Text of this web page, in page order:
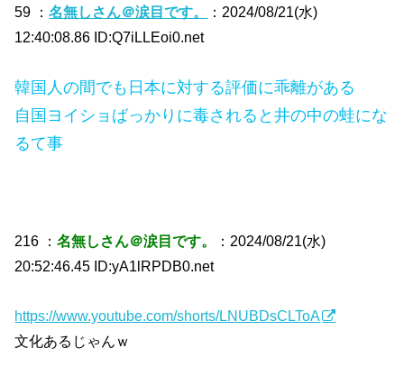
59 ：名無しさん＠涙目です。
：2024/08/21(水)
12:40:08.86 ID:Q7iLLEoi0.net
韓国人の間でも日本に対する評価に乖離がある
自国ヨイショばっかりに毒されると井の中の蛙にな
るて事
216 ：名無しさん＠涙目です。
：2024/08/21(水)
20:52:46.45 ID:yA1lRPDB0.net
https://www.youtube.com/shorts/LNUBDsCLToA
文化あるじゃんｗ